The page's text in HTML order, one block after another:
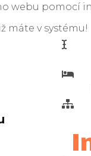
webu pomocí
máte v systému!